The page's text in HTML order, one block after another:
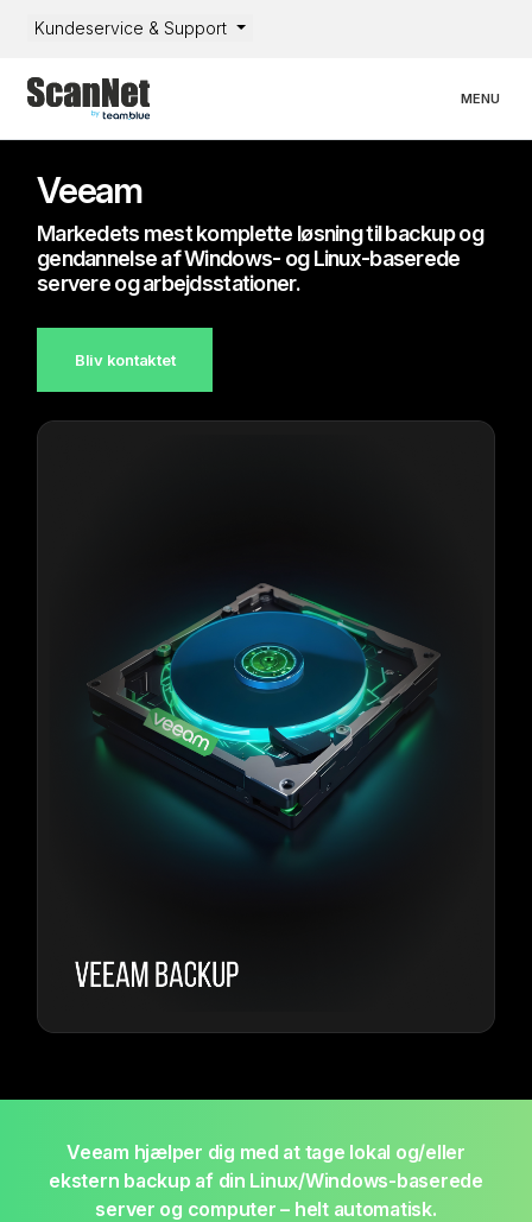
Kundeservice & Support
Toggle
MENU
Veeam
Markedets mest komplette løsning til backup og
gendannelse af Windows- og Linux-baserede
servere og arbejdsstationer.
Bliv kontaktet
Veeam hjælper dig med at tage lokal og/eller
ekstern backup af din Linux/Windows-baserede
server og computer – helt automatisk.